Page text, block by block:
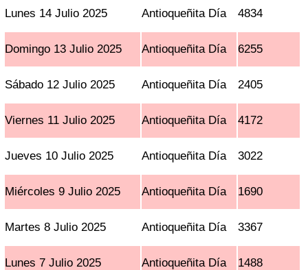
Lunes 14 Julio 2025 Antioqueñita Día 4834
Domingo 13 Julio 2025 Antioqueñita Día 6255
Sábado 12 Julio 2025 Antioqueñita Día 2405
Viernes 11 Julio 2025 Antioqueñita Día 4172
Jueves 10 Julio 2025 Antioqueñita Día 3022
Miércoles 9 Julio 2025 Antioqueñita Día 1690
Martes 8 Julio 2025 Antioqueñita Día 3367
Lunes 7 Julio 2025 Antioqueñita Día 1488